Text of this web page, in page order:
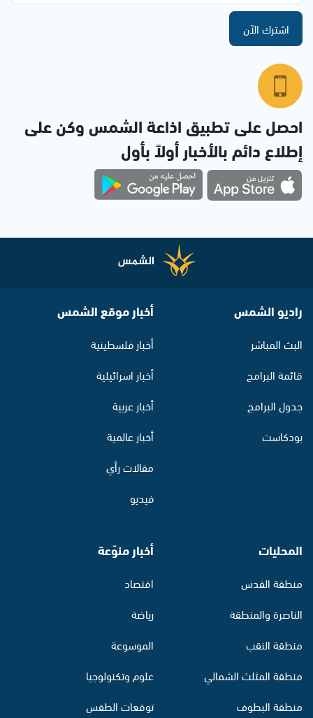
اشترك الآن
احصل على تطبيق اذاعة الشمس وكن على
إطلاع دائم بالأخبار أولاً بأول
راديو الشمس
البث المباشر
قائمة البرامج
جدول البرامج
بودكاست
أخبار موقع الشمس
أخبار فلسطينية
أخبار اسرائيلية
أخبار عربية
أخبار عالمية
مقالات رأي
فيديو
المحليات
منطقة القدس
الناصرة والمنطقة
منطقة النقب
منطقة المثلث الشمالي
منطقة البطوف
أخبار منوّعة
اقتصاد
رياضة
الموسوعة
علوم وتكنولوجيا
توقعات الطقس